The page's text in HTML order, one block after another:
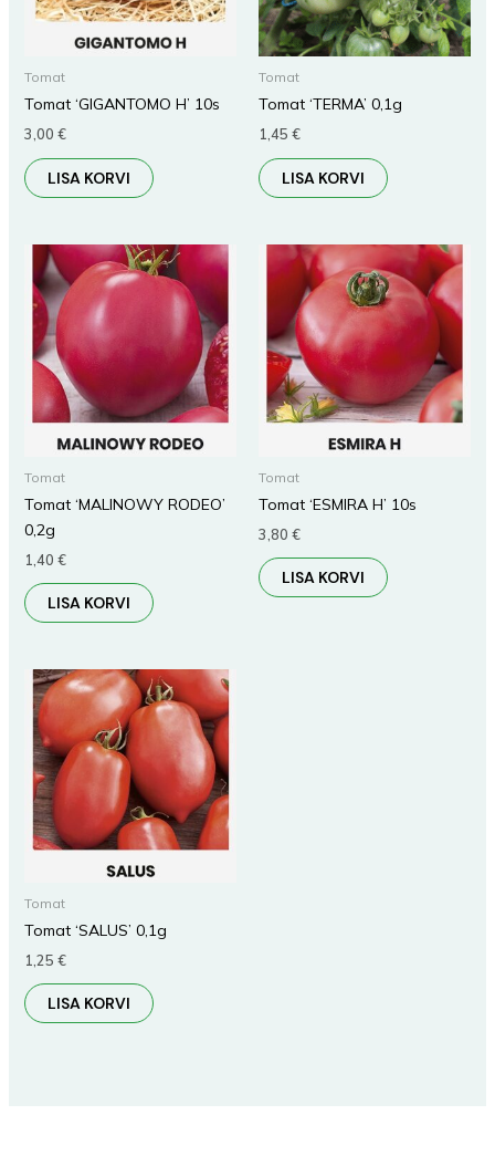
Tomat
Tomat ‘GIGANTOMO H’ 10s
3,00 €
LISA KORVI
Tomat
Tomat ‘TERMA’ 0,1g
1,45 €
LISA KORVI
Tomat
Tomat ‘MALINOWY RODEO’
0,2g
1,40 €
LISA KORVI
Tomat
Tomat ‘ESMIRA H’ 10s
3,80 €
LISA KORVI
Tomat
Tomat ‘SALUS’ 0,1g
1,25 €
LISA KORVI